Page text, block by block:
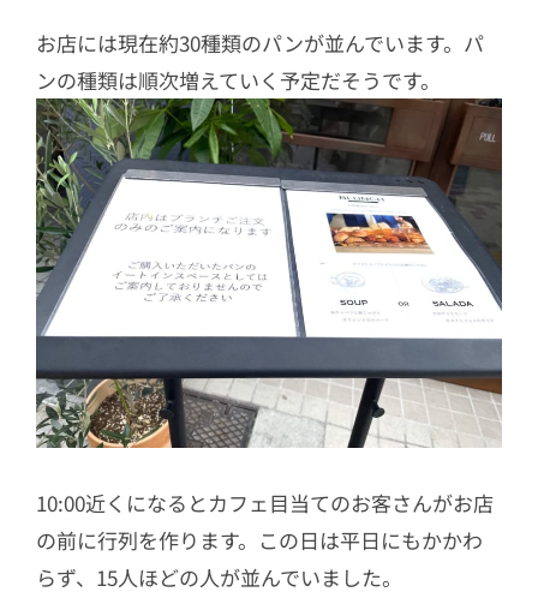
お店には現在約30種類のパンが並んでいます。パ
ンの種類は順次増えていく予定だそうです。
10:00近くになるとカフェ目当てのお客さんがお店
の前に行列を作ります。この日は平日にもかかわ
らず、15人ほどの人が並んでいました。